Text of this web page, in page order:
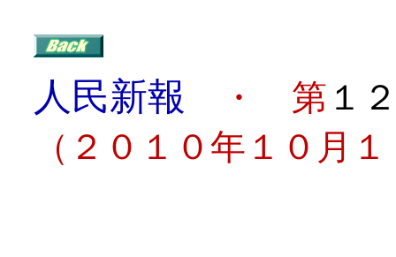
人民新報 ・ 第 １
（２０１０年１０月